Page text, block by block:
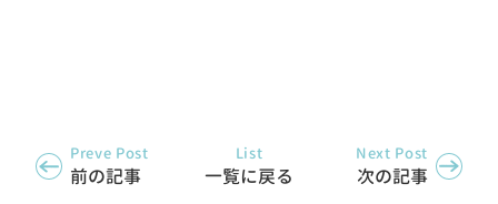
Preve Post
前の記事
List
一覧に戻る
Next Post
次の記事